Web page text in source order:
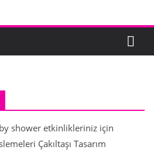
shower etkinlikleriniz için
Çakıltaşı Tasarım